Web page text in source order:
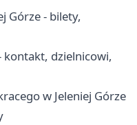
Górze - bilety,
kontakt, dzielnicowi,
w Jeleniej Górze